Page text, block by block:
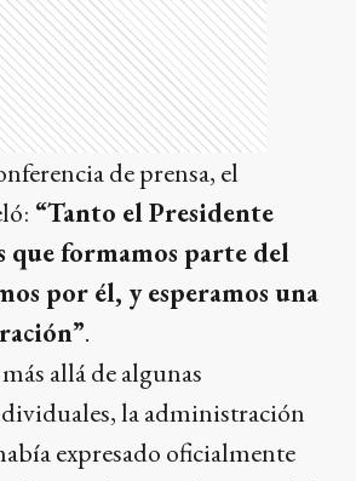
de prensa, el
“Tanto el Presidente
que formamos parte del
por él, y esperamos una
.
allá de algunas
la administración
expresado oficialmente